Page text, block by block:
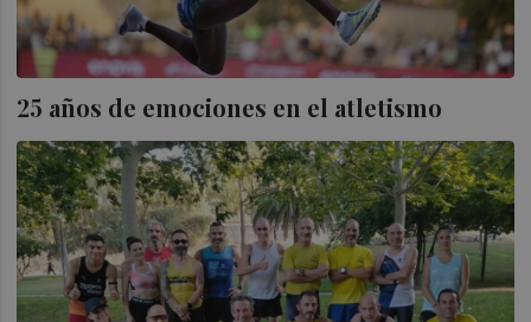
25 años de emociones en el atletismo